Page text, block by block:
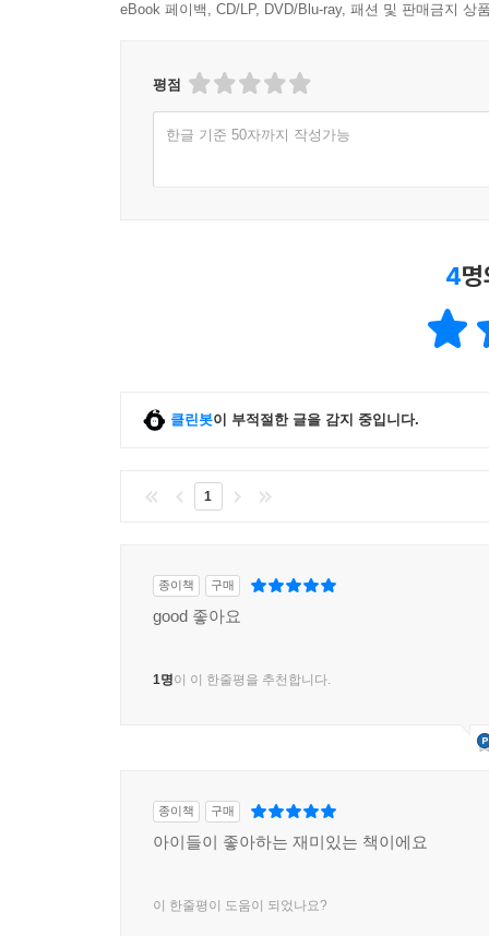
eBook 페이백, CD/LP, DVD/Blu-ray, 패션 및 판매금지 상
평점
한글 기준 50자까지 작성가능
4
클린봇이 부적절한 글을 감지 중입니다.
1
종이책 구매
good 좋아요
1명이 이 한줄평을 추천합니다.
종이책 구매
아이들이 좋아하는 재미있는 책이에요
이 한줄평이 도움이 되었나요?